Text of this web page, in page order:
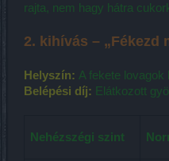
rajta, nem hagy hátra
2. kihívás – „Fékezd
Helyszín: A fekete lovagok
Belépési díj: Elátkozott
Nehézszégi szint